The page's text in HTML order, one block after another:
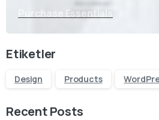
Purchase Essentials
Etiketler
Design Products
Recent Posts